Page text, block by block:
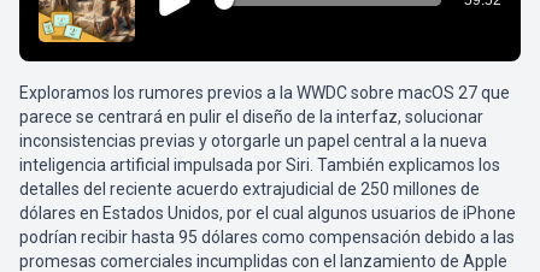
Exploramos los rumores previos a la WWDC sobre macOS 27 que
parece se centrará en pulir el diseño de la interfaz, solucionar
inconsistencias previas y otorgarle un papel central a la nueva
inteligencia artificial impulsada por Siri. También explicamos los
detalles del reciente acuerdo extrajudicial de 250 millones de
dólares en Estados Unidos, por el cual algunos usuarios de iPhone
podrían recibir hasta 95 dólares como compensación debido a las
promesas comerciales incumplidas con el lanzamiento de Apple